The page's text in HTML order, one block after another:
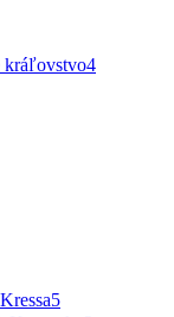
kráľovstvo4
5